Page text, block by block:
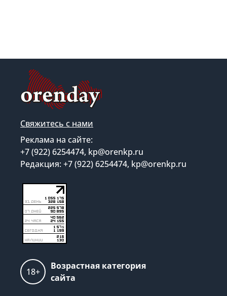
Свяжитесь с нами
Реклама на сайте:
+7 (922) 6254474, kp@orenkp.ru
Редакция: +7 (922) 6254474, kp@orenkp.ru
18+
Возрастная категория
сайта